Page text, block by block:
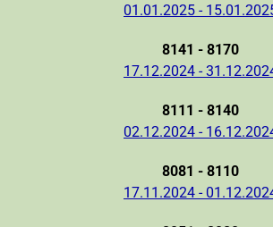
01.01.2025 -
8141 - 8170
17.12.2024 -
8111 - 8140
02.12.2024 -
8081 - 8110
17.11.2024 -